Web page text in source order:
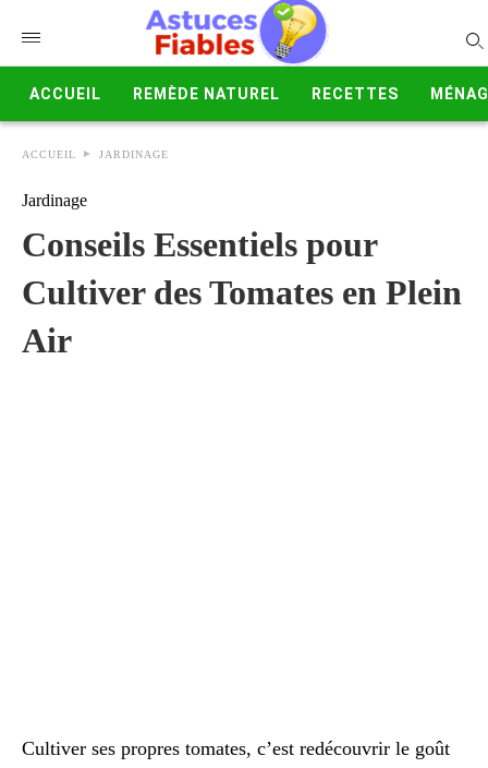
ACCUEIL REMÈDE NATUREL RECETTES
ACCUEIL JARDINAGE
Jardinage
Conseils Essentiels pour
Cultiver des Tomates en Plein
Air
Cultiver ses propres tomates, c’est redécouvrir le goût